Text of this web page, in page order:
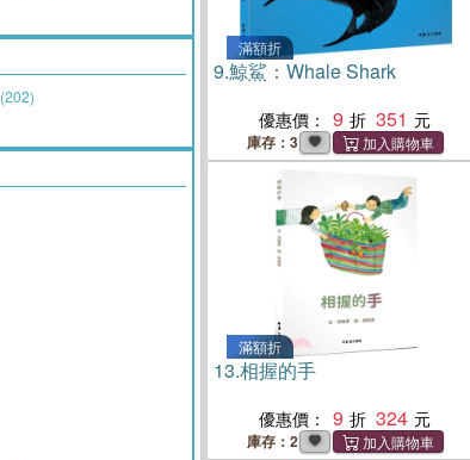
(202)
滿額折
9.鯨鯊：Whale Shark
優惠價： 9 351
庫存：3
滿額折
13.相握的手
優惠價： 9 324
庫存：2